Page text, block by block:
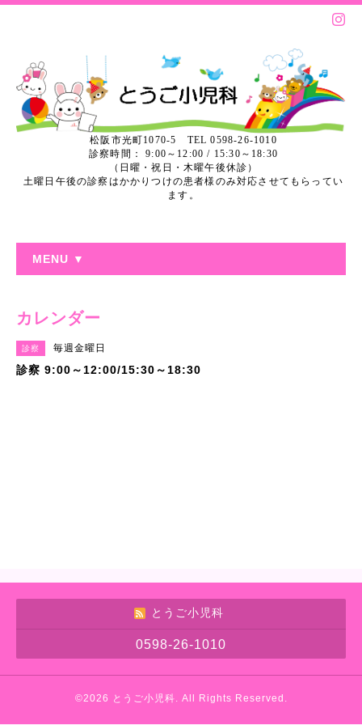
松阪市光町1070-5 TEL 0598-26-1010
診察時間： 9:00～12:00 / 15:30～18:30
（日曜・祝日・木曜午後休診）
土曜日午後の診察はかかりつけの患者様のみ対応させてもらってい
ます。
MENU ▼
カレンダー
診察 毎週金曜日
診察 9:00～12:00/15:30～18:30
とうご小児科
0598-26-1010
©2026 とうご小児科 . All Rights Reserved.